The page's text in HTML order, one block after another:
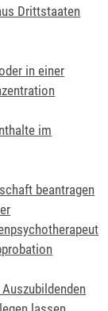
Drittstaaten
in einer
im
beantragen